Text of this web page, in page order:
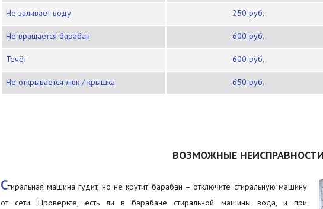
Не заливает воду 250 руб.
Не вращается барабан 600 руб.
Течёт 600 руб.
Не открывается люк / крышка 650 руб.
ВОЗМОЖНЫЕ НЕИСПРАВНОСТИ
Стиральная машина гудит, но не крутит барабан – отключите стиральную машину
от сети. Проверьте, есть ли в барабане стиральной машины вода, и при